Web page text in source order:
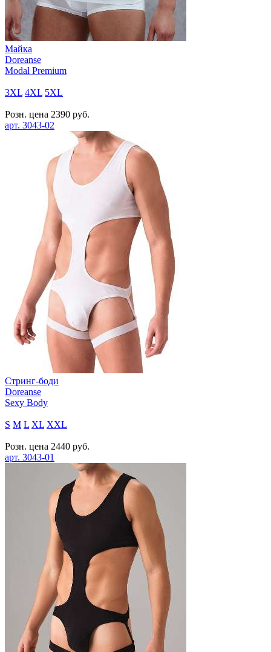
Майка
Doreanse
Modal Premium
3XL 4XL 5XL
Розн. цена 2390 руб.
арт. 3043-02
Стринг-боди
Doreanse
Sexy Body
S M L XL XXL
Розн. цена 2440 руб.
арт. 3043-01